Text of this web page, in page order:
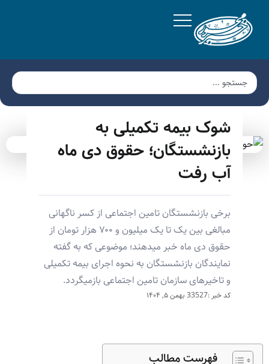
شوک بیمه تکمیلی به
بازنشستگان؛ حقوق دی ماه
آب رفت
برخی بازنشستگان تامین اجتماعی از کسر ناگهانی
مبالغی بین یک تا یک میلیون و ۷۰۰ هزار تومان از
حقوق دی ماه خبر میدهند؛ موضوعی که به گفته
نمایندگان بازنشستگان به نحوه اجرای بیمه تکمیلی
و تاخیرهای سازمان تامین اجتماعی بازمیگردد.
کد خبر :33527 بهمن ۵, ۱۴۰۴
فهرست مطالب